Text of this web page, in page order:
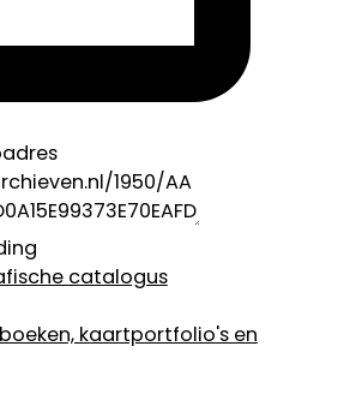
catalogus
kaartportfolio's en